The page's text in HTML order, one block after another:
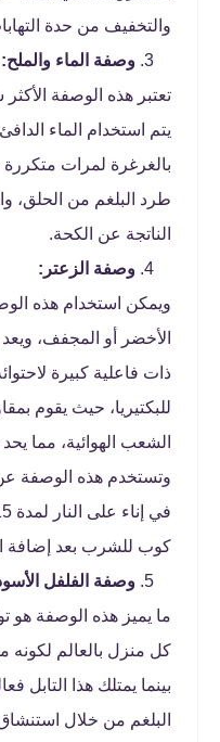
والتخفيف من حدة
وصفة الماء والملح:
تعتبر هذه الوصفة
يتم استخدام الماء
بالغرغرة لمرات
طرد البلغم من الحلق،
الناتجة عن الكحة.
وصفة الزعتر:
ويمكن استخدام هذه
الأخضر أو المجفف،
ذات فاعلية كبيرة
للبكتيريا، حيث يقوم
الشعب الهوائية، مما
وتستخدم هذه الوصفة
كوب للشرب بعد إضافة
وصفة الفلفل
ما يميز هذه الوصفة هو
كل منزل بالعالم لكونه
بينما يمتلك هذا التابل
البلغم من خلال